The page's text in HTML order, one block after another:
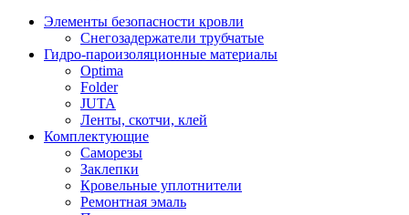
Элементы безопасности кровли
Снегозадержатели трубчатые
Гидро-пароизоляционные материалы
Optima
Folder
JUTA
Ленты, скотчи, клей
Комплектующие
Саморезы
Заклепки
Кровельные уплотнители
Ремонтная эмаль